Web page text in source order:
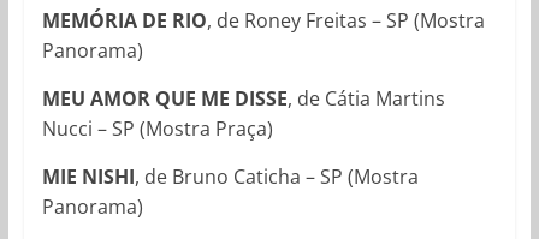
MEMÓRIA DE RIO, de Roney Freitas – SP (Mostra
Panorama)
MEU AMOR QUE ME DISSE, de Cátia Martins
Nucci – SP (Mostra Praça)
MIE NISHI, de Bruno Caticha – SP (Mostra
Panorama)